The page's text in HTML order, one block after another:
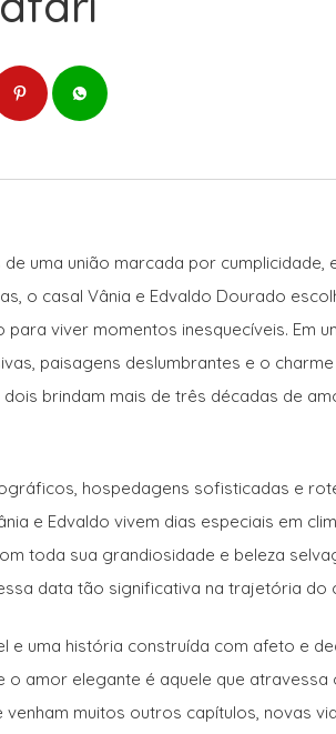
uma união marcada por cumplicidade,
o casal Vânia e Edvaldo Dourado
viver momentos inesquecíveis. Em
paisagens deslumbrantes e o
brindam mais de três décadas de
hospedagens sofisticadas e
e Edvaldo vivem dias especiais em
toda sua grandiosidade e beleza
data tão significativa na trajetória do
e uma história construída com afeto e
o amor elegante é aquele que atravessa
venham muitos outros capítulos, novas